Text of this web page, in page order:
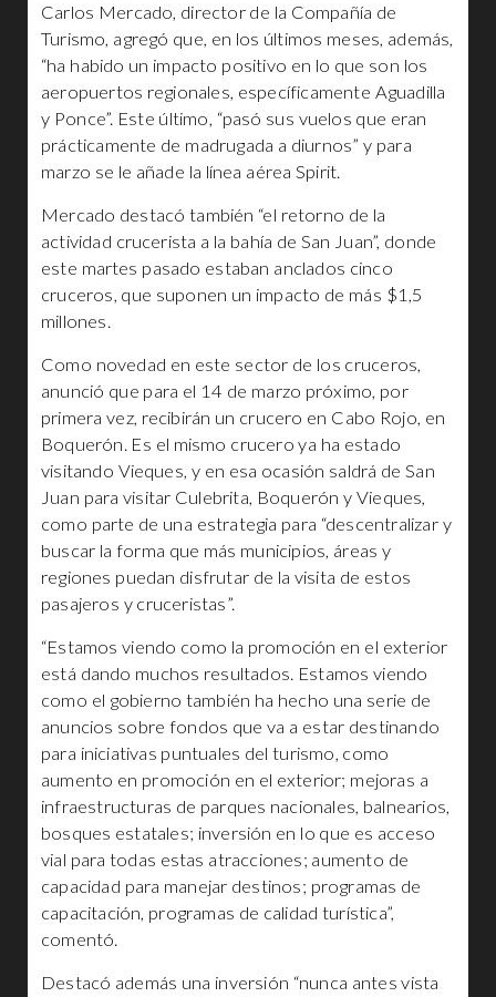
Carlos Mercado, director de la Compañía de
Turismo, agregó que, en los últimos meses, además,
“ha habido un impacto positivo en lo que son los
aeropuertos regionales, específicamente Aguadilla
y Ponce”. Este último, “pasó sus vuelos que eran
prácticamente de madrugada a diurnos” y para
marzo se le añade la línea aérea Spirit.
Mercado destacó también “el retorno de la
actividad crucerista a la bahía de San Juan”, donde
este martes pasado estaban anclados cinco
cruceros, que suponen un impacto de más $1,5
millones.
Como novedad en este sector de los cruceros,
anunció que para el 14 de marzo próximo, por
primera vez, recibirán un crucero en Cabo Rojo, en
Boquerón. Es el mismo crucero ya ha estado
visitando Vieques, y en esa ocasión saldrá de San
Juan para visitar Culebrita, Boquerón y Vieques,
como parte de una estrategia para “descentralizar y
buscar la forma que más municipios, áreas y
regiones puedan disfrutar de la visita de estos
pasajeros y cruceristas”.
“Estamos viendo como la promoción en el exterior
está dando muchos resultados. Estamos viendo
como el gobierno también ha hecho una serie de
anuncios sobre fondos que va a estar destinando
para iniciativas puntuales del turismo, como
aumento en promoción en el exterior; mejoras a
infraestructuras de parques nacionales, balnearios,
bosques estatales; inversión en lo que es acceso
vial para todas estas atracciones; aumento de
capacidad para manejar destinos; programas de
capacitación, programas de calidad turística”,
comentó.
Destacó además una inversión “nunca antes vista